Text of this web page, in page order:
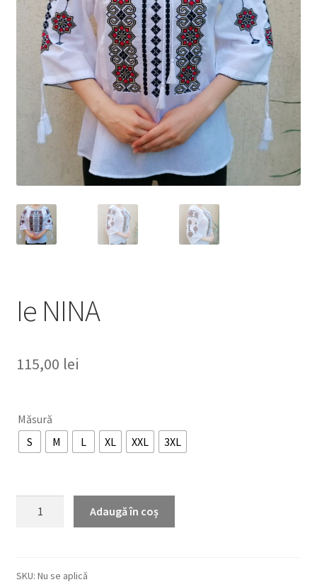
Ie NINA
115,00 lei
Măsură
S
M L XL XXL 3XL
Adaugă în coș
SKU: Nu se aplică